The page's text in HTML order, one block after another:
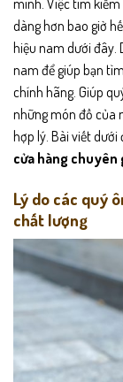
dàng hơn bao giờ
hiệu nam dưới đây.
nam để giúp bạn
chính hãng. Giúp
những món đồ của
hợp lý. Bài viết dưới
cửa hàng chuyên
Lý do các quý
chất lượng